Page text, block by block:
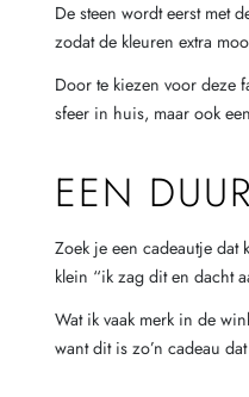
De steen wordt eerst met
zodat de kleuren extra
Door te kiezen voor deze
sfeer in huis, maar ook
EEN
Zoek je een cadeautje dat
klein “ik zag dit en dacht
Wat ik vaak merk in de
want dit is zo’n cadeau